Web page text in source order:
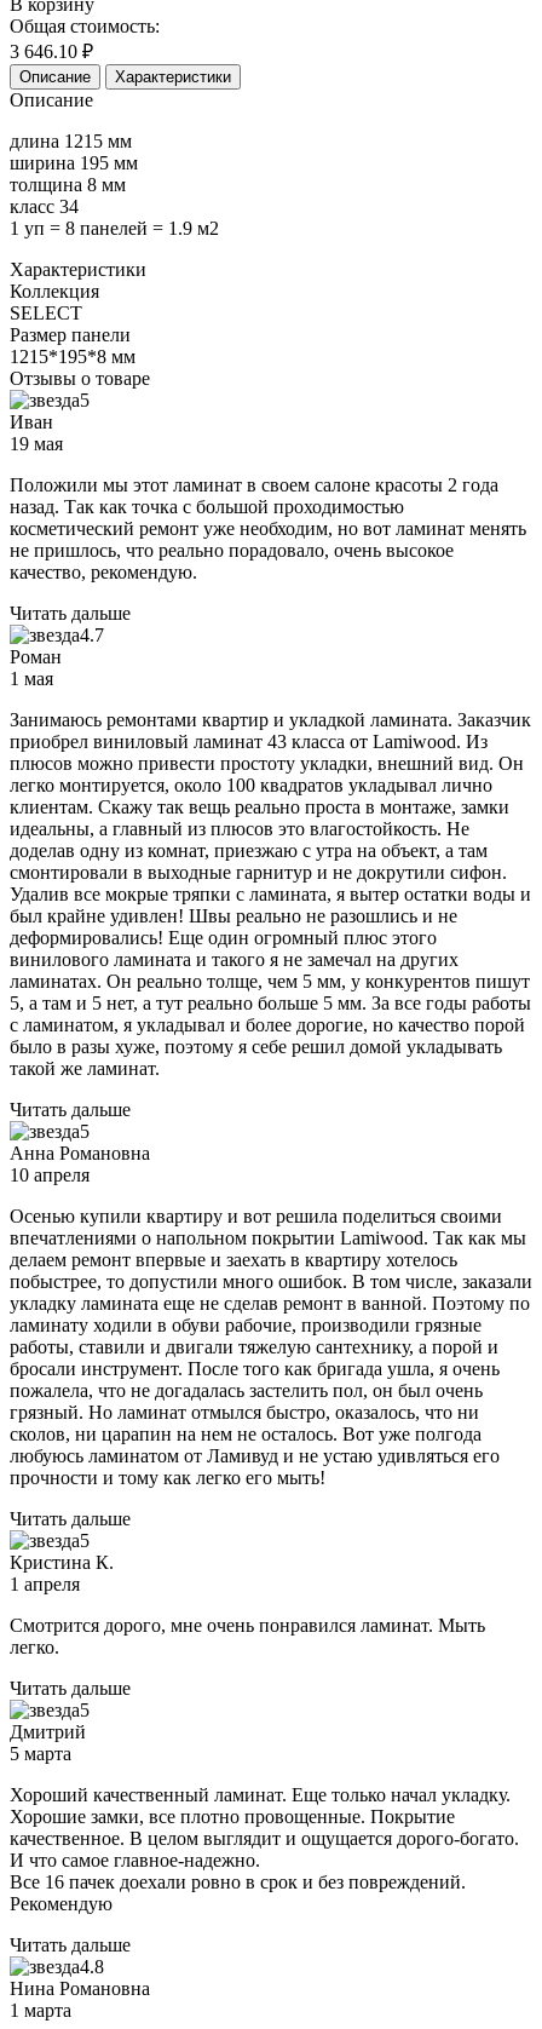
Общая стоимость:
3 646.10 ₽
Описание Характеристики
Описание
длина 1215 мм
ширина 195 мм
толщина 8 мм
класс 34
1 уп = 8 панелей = 1.9 м2
Характеристики
Коллекция
SELECT
Размер панели
1215*195*8 мм
Отзывы о товаре
5
Иван
19 мая
Положили мы этот ламинат в своем салоне красоты 2 года
назад. Так как точка с большой проходимостью
косметический ремонт уже необходим, но вот ламинат менять
не пришлось, что реально порадовало, очень высокое
качество, рекомендую.
Читать дальше
4.7
Роман
1 мая
Занимаюсь ремонтами квартир и укладкой ламината. Заказчик
приобрел виниловый ламинат 43 класса от Lamiwood. Из
плюсов можно привести простоту укладки, внешний вид. Он
легко монтируется, около 100 квадратов укладывал лично
клиентам. Скажу так вещь реально проста в монтаже, замки
идеальны, а главный из плюсов это влагостойкость. Не
доделав одну из комнат, приезжаю с утра на объект, а там
смонтировали в выходные гарнитур и не докрутили сифон.
Удалив все мокрые тряпки с ламината, я вытер остатки воды и
был крайне удивлен! Швы реально не разошлись и не
деформировались! Еще один огромный плюс этого
винилового ламината и такого я не замечал на других
ламинатах. Он реально толще, чем 5 мм, у конкурентов пишут
5, а там и 5 нет, а тут реально больше 5 мм. За все годы работы
с ламинатом, я укладывал и более дорогие, но качество порой
было в разы хуже, поэтому я себе решил домой укладывать
такой же ламинат.
Читать дальше
5
Анна Романовна
10 апреля
Осенью купили квартиру и вот решила поделиться своими
впечатлениями о напольном покрытии Lamiwood. Так как мы
делаем ремонт впервые и заехать в квартиру хотелось
побыстрее, то допустили много ошибок. В том числе, заказали
укладку ламината еще не сделав ремонт в ванной. Поэтому по
ламинату ходили в обуви рабочие, производили грязные
работы, ставили и двигали тяжелую сантехнику, а порой и
бросали инструмент. После того как бригада ушла, я очень
пожалела, что не догадалась застелить пол, он был очень
грязный. Но ламинат отмылся быстро, оказалось, что ни
сколов, ни царапин на нем не осталось. Вот уже полгода
любуюсь ламинатом от Ламивуд и не устаю удивляться его
прочности и тому как легко его мыть!
Читать дальше
5
Кристина К.
1 апреля
Смотрится дорого, мне очень понравился ламинат. Мыть
легко.
Читать дальше
5
Дмитрий
5 марта
Хороший качественный ламинат. Еще только начал укладку.
Хорошие замки, все плотно провощенные. Покрытие
качественное. В целом выглядит и ощущается дорого-богато.
И что самое главное-надежно.
Все 16 пачек доехали ровно в срок и без повреждений.
Рекомендую
Читать дальше
4.8
Нина Романовна
1 марта